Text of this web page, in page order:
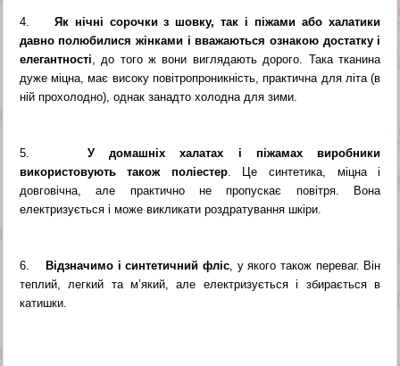
4. Як нічні сорочки з шовку, так і піжами або халатики
давно полюбилися жінками і вважаються ознакою достатку і
елегантності, до того ж вони виглядають дорого. Така тканина
дуже міцна, має високу повітропроникність, практична для літа (в
ній прохолодно), однак занадто холодна для зими.
5. У домашніх халатах і піжамах виробники
використовують також поліестер. Це синтетика, міцна і
довговічна, але практично не пропускає повітря. Вона
електризується і може викликати роздратування шкіри.
6. Відзначимо і синтетичний фліс, у якого також переваг. Він
теплий, легкий та м’який, але електризується і збирається в
катишки.